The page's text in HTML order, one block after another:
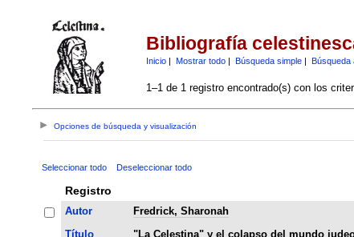
Bibliografía
Inicio| Mostrar todo| Búsqueda simple| Búsqueda
1–1 de 1 registro encontrado(s) con los
Opciones de búsqueda y visualización
Seleccionar todo Deseleccionar todo
Registro
Autor
Fredrick, Sharonah
Título
"La Celestina" y el colapso del mundo